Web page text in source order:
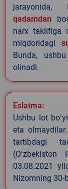
jarayonida,
qadamdan
narx taklifiga
miqdoridagi
Bunda,
olinadi.
Eslatma:
Ushbu lot
eta
tartibdagi
(Oʻzbekiston
03.08.2021
Nizomning 30-